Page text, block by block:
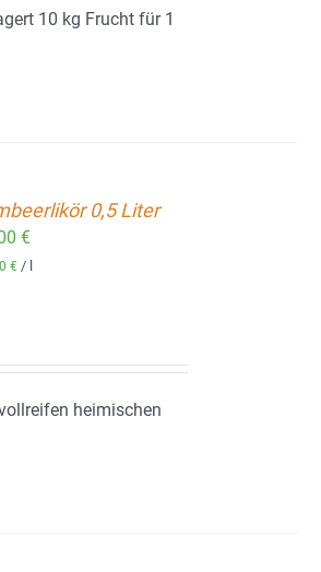
10 kg Frucht für 1
0,5 Liter
€
€ /
heimischen